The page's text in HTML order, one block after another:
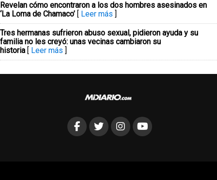
Revelan cómo encontraron a los dos hombres asesinados en
‘La Loma de Chamaco’ [ Leer más ]
Tres hermanas sufrieron abuso sexual, pidieron ayuda y su
familia no les creyó: unas vecinas cambiaron su
historia [ Leer más ]